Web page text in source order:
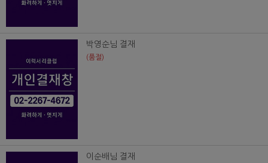
박영순님 결재
(품절)
이순배님 결재